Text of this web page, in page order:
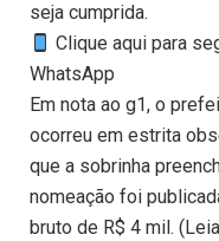
seja cumprida.
Clique aqui para
WhatsApp
Em nota ao g1, o
ocorreu em estrita
que a sobrinha
nomeação foi
bruto de R$ 4 mil.